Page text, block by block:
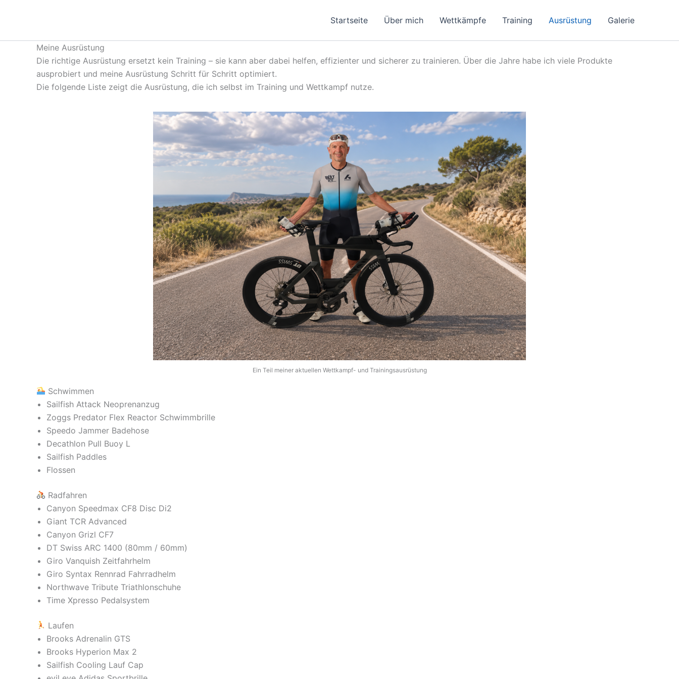
Startseite Über mich Wettkämpfe Training Ausrüstung Galerie
Meine Ausrüstung
Die richtige Ausrüstung ersetzt kein Training – sie kann aber dabei helfen, effizienter und sicherer zu trainieren. Über die Jahre habe ich viele Produkte
ausprobiert und meine Ausrüstung Schritt für Schritt optimiert.
Die folgende Liste zeigt die Ausrüstung, die ich selbst im Training und Wettkampf nutze.
Ein Teil meiner aktuellen Wettkampf- und Trainingsausrüstung
Schwimmen
Sailfish Attack Neoprenanzug
Zoggs Predator Flex Reactor Schwimmbrille
Speedo Jammer Badehose
Decathlon Pull Buoy L
Sailfish Paddles
Flossen
Radfahren
Canyon Speedmax CF8 Disc Di2
Giant TCR Advanced
Canyon Grizl CF7
DT Swiss ARC 1400 (80mm / 60mm)
Giro Vanquish Zeitfahrhelm
Giro Syntax Rennrad Fahrradhelm
Northwave Tribute Triathlonschuhe
Time Xpresso Pedalsystem
Laufen
Brooks Adrenalin GTS
Brooks Hyperion Max 2
Sailfish Cooling Lauf Cap